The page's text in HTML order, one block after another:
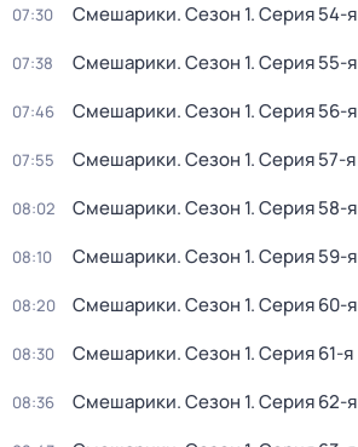
07:30 Смешарики. Сезон 1. Серия 54-я
07:38 Смешарики. Сезон 1. Серия 55-я
07:46 Смешарики. Сезон 1. Серия 56-я
07:55 Смешарики. Сезон 1. Серия 57-я
08:02 Смешарики. Сезон 1. Серия 58-я
08:10 Смешарики. Сезон 1. Серия 59-я
08:20 Смешарики. Сезон 1. Серия 60-я
08:30 Смешарики. Сезон 1. Серия 61-я
08:36 Смешарики. Сезон 1. Серия 62-я